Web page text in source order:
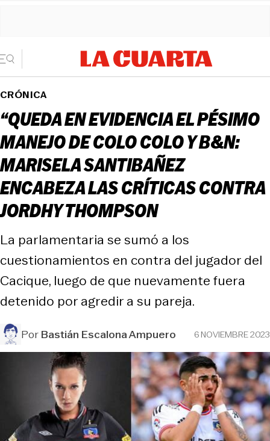
CRÓNICA
“QUEDA EN EVIDENCIA EL PÉSIMO
MANEJO DE COLO COLO Y B&N:
MARISELA SANTIBAÑEZ
ENCABEZA LAS CRÍTICAS CONTRA
JORDHY THOMPSON
La parlamentaria se sumó a los
cuestionamientos en contra del jugador del
Cacique, luego de que nuevamente fuera
detenido por agredir a su pareja.
PorBastián Escalona Ampuero 6 NOVIEMBRE 2023